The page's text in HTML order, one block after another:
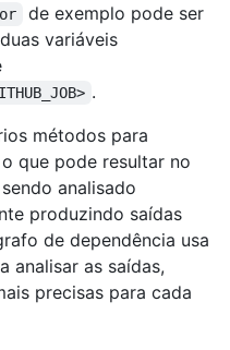
de exemplo pode ser
variáveis
.
métodos para
que pode resultar no
analisado
produzindo saídas
de dependência usa
analisar as saídas,
precisas para cada